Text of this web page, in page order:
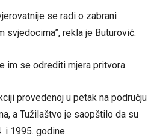
se radi o zabrani
rekla je Buturović.
im se odrediti mjera pritvora.
provedenoj u petak na području
a Tužilaštvo je saopštilo da su
i 1995. godine.